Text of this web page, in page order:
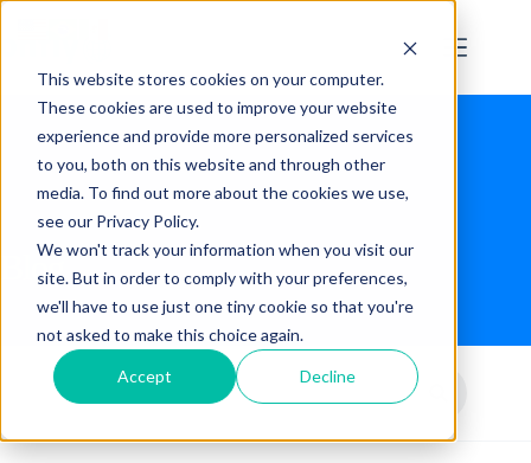
This website stores cookies on your computer.
These cookies are used to improve your website
experience and provide more personalized services
to you, both on this website and through other
media. To find out more about the cookies we use,
see our Privacy Policy.
We won't track your information when you visit our
site. But in order to comply with your preferences,
we'll have to use just one tiny cookie so that you're
not asked to make this choice again.
Accept Decline
Blog